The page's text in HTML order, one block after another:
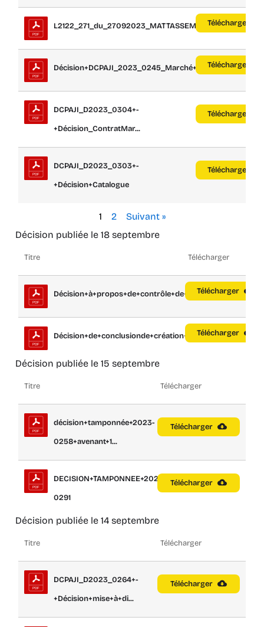
L2122_271_du_27092023_MATTASSEM_1 Télécharger
Décision+DCPAJI_2023_0245_Marché+n°23...Télécharger
DCPAJI_D2023_0304+-
+Décision_ContratMar...
Télécharger
DCPAJI_D2023_0303+-
+Décision+Catalogue
Télécharger
1 2
Suivant »
Décision publiée le 18 septembre
Titre Télécharger
Décision+à+propos+de+contrôle+de+lég...Télécharger
Décision+de+conclusionde+création+d'un...Télécharger
Décision publiée le 15 septembre
Titre Télécharger
décision+tamponnée+2023-
0258+avenant+1...
Télécharger
DECISION+TAMPONNEE+2023-
0291
Télécharger
Décision publiée le 14 septembre
Titre Télécharger
DCPAJI_D2023_0264+-
+Décision+mise+à+di...
Télécharger